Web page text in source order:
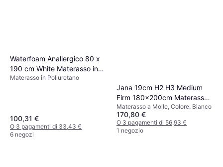
Waterfoam Anallergico 80 x
190 cm White Materasso in
Poliuretano
Materasso in Poliuretano
100,31 €
O 3 pagamenti di 33,43 €
6 negozi
Jana 19cm H2 H3 Medium
Firm 180x200cm Materasso
a Molle
Materasso a Molle, Colore: Bianco
170,80 €
O 3 pagamenti di 56,93 €
1 negozio